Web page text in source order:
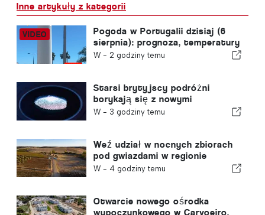
Inne artykuły z kategorii
Pogoda w Portugalii dzisiaj (6
sierpnia): prognoza, temperatury
i czego można się spodziewać
W - 2 godziny temu
Starsi brytyjscy podróżni
borykają się z nowymi
kontrolami odcisków palców
W - 3 godziny temu
Weź udział w nocnych zbiorach
pod gwiazdami w regionie
Alentejo
W - 4 godziny temu
Otwarcie nowego ośrodka
wypoczynkowego w Carvoeiro,